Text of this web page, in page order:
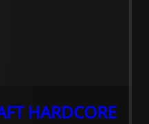
HARDCORE